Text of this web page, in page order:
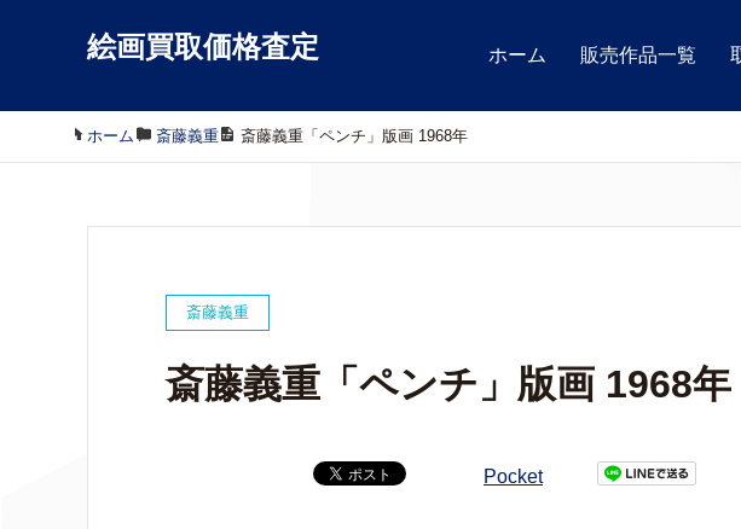
絵画買取価格査定 ホーム 販売作品一覧
ホーム / 斎藤義重/ 斎藤義重「ペンチ」版画 1968年
斎藤義重
斎藤義重「ペンチ」版画 1968年
Pocket